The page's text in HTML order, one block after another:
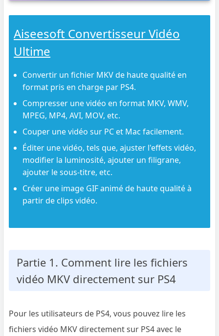
Aiseesoft Convertisseur Vidéo
Ultime
Convertir un fichier MKV de haute qualité en
format pris en charge par PS4.
Compresser une vidéo en format MKV, WMV,
MPEG, MP4, AVI, MOV, etc.
Couper une vidéo sur PC et Mac facilement.
Éditer une vidéo, tels que, ajuster l'effets vidéo,
modifier la luminosité, ajouter un filigrane,
ajouter le sous-titre, etc.
Créer une image GIF animé de haute qualité à
partir de clips vidéo.
Partie 1. Comment lire les fichiers
vidéo MKV directement sur PS4
Pour les utilisateurs de PS4, vous pouvez lire les
fichiers vidéo MKV directement sur PS4 avec le